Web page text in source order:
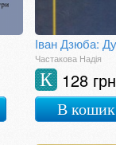
Частакова Надія
128 грн
К
В кошик